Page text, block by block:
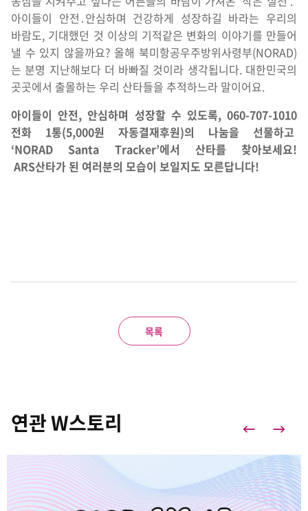
아이들이 안전․안심하며 건강하게 성장하길 바라는 우리의
바람도, 기대했던 것 이상의 기적같은 변화의 이야기를 만들어
낼 수 있지 않을까요? 올해 북미항공우주방위사령부(NORAD)
는 분명 지난해보다 더 바빠질 것이라 생각됩니다. 대한민국의
곳곳에서 출몰하는 우리 산타들을 추적하느라 말이어요.
아이들이 안전, 안심하며 성장할 수 있도록, 060-707-1010
전화 1통(5,000원 자동결재후원)의 나눔을 선물하고
‘NORAD Santa Tracker’에서 산타를 찾아보세요!
ARS산타가 된 여러분의 모습이 보일지도 모른답니다!
목록
연관 W스토리